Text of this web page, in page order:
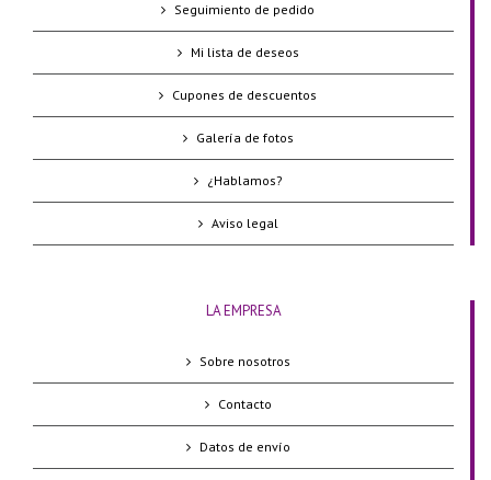
Seguimiento de pedido
Mi lista de deseos
Cupones de descuentos
Galería de fotos
¿Hablamos?
Aviso legal
LA EMPRESA
Sobre nosotros
Contacto
Datos de envío